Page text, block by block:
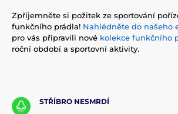
Zpříjemněte si požitek ze sportování
funkčního prádla! Nahlédněte do našeho
pro vás připravili nové kolekce funkčního
roční období a sportovní aktivity.
STŘÍBRO NESMRDÍ